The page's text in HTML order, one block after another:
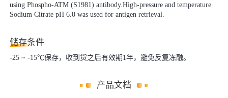
using Phospho-ATM (S1981) antibody.High-pressure and temperature
Sodium Citrate pH 6.0 was used for antigen retrieval.
储存条件
-25 ~ -15℃保存，收到货之后有效期1年，避免反复冻融。
产品文档